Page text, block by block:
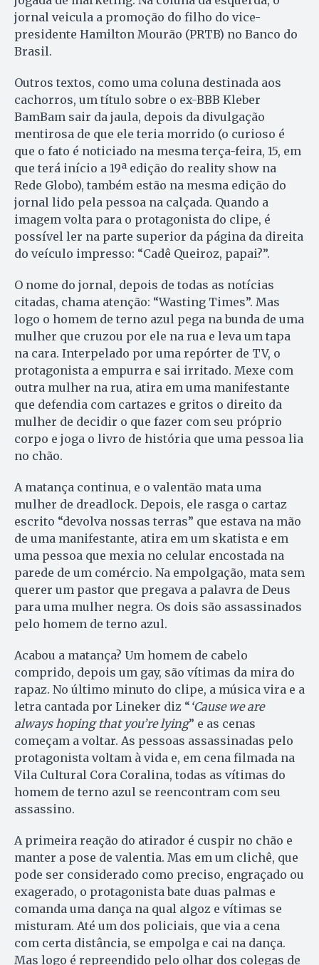
jornal veicula a promoção do filho do vice-
presidente Hamilton Mourão (PRTB) no Banco do
Brasil.
Outros textos, como uma coluna destinada aos
cachorros, um título sobre o ex-BBB Kleber
BamBam sair da jaula, depois da divulgação
mentirosa de que ele teria morrido (o curioso é
que o fato é noticiado na mesma terça-feira, 15, em
que terá início a 19ª edição do reality show na
Rede Globo), também estão na mesma edição do
jornal lido pela pessoa na calçada. Quando a
imagem volta para o protagonista do clipe, é
possível ler na parte superior da página da direita
do veículo impresso: “Cadê Queiroz, papai?”.
O nome do jornal, depois de todas as notícias
citadas, chama atenção: “Wasting Times”. Mas
logo o homem de terno azul pega na bunda de uma
mulher que cruzou por ele na rua e leva um tapa
na cara. Interpelado por uma repórter de TV, o
protagonista a empurra e sai irritado. Mexe com
outra mulher na rua, atira em uma manifestante
que defendia com cartazes e gritos o direito da
mulher de decidir o que fazer com seu próprio
corpo e joga o livro de história que uma pessoa lia
no chão.
A matança continua, e o valentão mata uma
mulher de dreadlock. Depois, ele rasga o cartaz
escrito “devolva nossas terras” que estava na mão
de uma manifestante, atira em um skatista e em
uma pessoa que mexia no celular encostada na
parede de um comércio. Na empolgação, mata sem
querer um pastor que pregava a palavra de Deus
para uma mulher negra. Os dois são assassinados
pelo homem de terno azul.
Acabou a matança? Um homem de cabelo
comprido, depois um gay, são vítimas da mira do
rapaz. No último minuto do clipe, a música vira e a
letra cantada por Lineker diz “ ‘Cause we are
always hoping that you’re lying” e as cenas
começam a voltar. As pessoas assassinadas pelo
protagonista voltam à vida e, em cena filmada na
Vila Cultural Cora Coralina, todas as vítimas do
homem de terno azul se reencontram com seu
assassino.
A primeira reação do atirador é cuspir no chão e
manter a pose de valentia. Mas em um clichê, que
pode ser considerado como preciso, engraçado ou
exagerado, o protagonista bate duas palmas e
comanda uma dança na qual algoz e vítimas se
misturam. Até um dos policiais, que via a cena
com certa distância, se empolga e cai na dança.
Mas logo é repreendido pelo olhar dos colegas de